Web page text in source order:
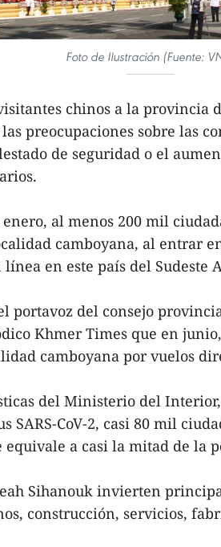
Foto de Ilustración (Fuente:
chinos a la provincia
preocupaciones sobre las
de seguridad o el
al menos 200 mil
camboyana, al entrar
línea en este país del Sudeste
portavoz del consejo
Khmer Times que en
camboyana por vuelos
del Ministerio del
SARS-CoV-2, casi 80 mil
a casi la mitad de la
Sihanouk invierten
construcción, servicios,